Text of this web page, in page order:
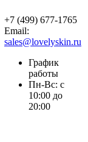
+7 (499) 677-1765
Email:
sales@lovelyskin.ru
График
работы
Пн-Вс: с
10:00 до
20:00